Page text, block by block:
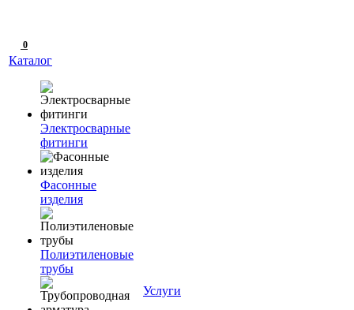
0
Каталог
Электросварные
фитинги
Фасонные
изделия
Полиэтиленовые
трубы
Услуги